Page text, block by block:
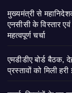
मुख्यमंत्री से
एनसीसी के विस्तार
महत्वपूर्ण चर्चा
एमडीडीए बोर्ड बैठक,
प्रस्तावों को मिली